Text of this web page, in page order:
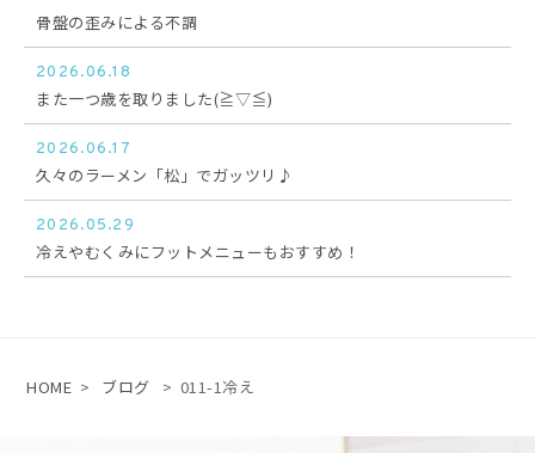
骨盤の歪みによる不調
2026.06.18
また一つ歳を取りました(≧▽≦)
2026.06.17
久々のラーメン「松」でガッツリ♪
2026.05.29
冷えやむくみにフットメニューもおすすめ！
HOME > ブログ > 011-1冷え